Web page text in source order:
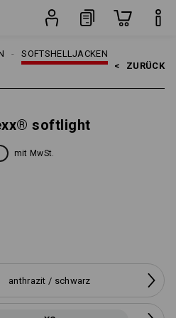
SOFTSHELLJACKEN
< ZURÜCK
softlight
mit MwSt.
anthrazit / schwarz